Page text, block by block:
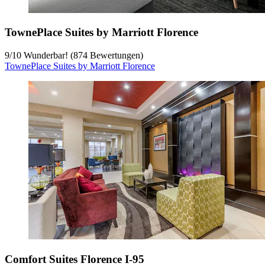
TownePlace Suites by Marriott Florence
9/10 Wunderbar! (874 Bewertungen)
TownePlace Suites by Marriott Florence
Comfort Suites Florence I-95